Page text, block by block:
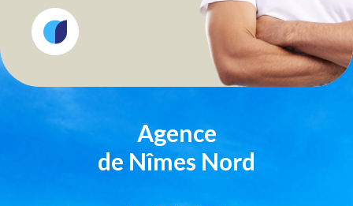
Agence
de Nîmes Nord